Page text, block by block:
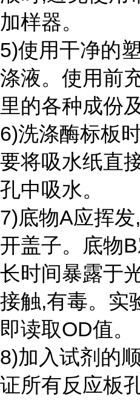
加样器。
5)使用干净的
涤液。使用前
里的各种成份
6)洗涤酶标板
要将吸水纸直
孔中吸水。
7)底物A应挥
开盖子。底物
长时间暴露于
接触,有毒。实
即读取OD值。
8)加入试剂的
证所有反应板